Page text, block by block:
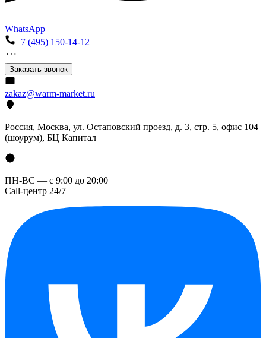
WhatsApp
+7 (495) 150-14-12
Заказать звонок
zakaz@warm-market.ru
Россия, Москва, ул. Остаповский проезд, д. 3, стр. 5, офис 104
(шоурум), БЦ Капитал
ПН-ВС — с 9:00 до 20:00
Call-центр 24/7